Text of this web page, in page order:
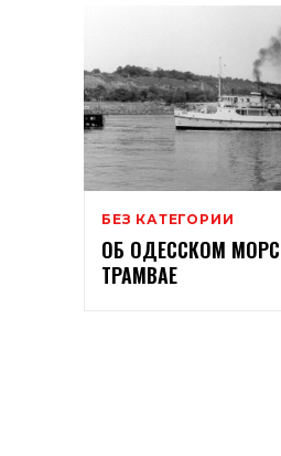
БЕЗ КАТЕГОРИИ
ОБ ОДЕССКОМ
ТРАМВАЕ